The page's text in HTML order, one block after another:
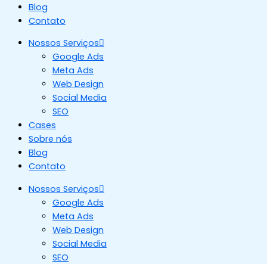
Blog
Contato
Nossos Serviços
Google Ads
Meta Ads
Web Design
Social Media
SEO
Cases
Sobre nós
Blog
Contato
Nossos Serviços
Google Ads
Meta Ads
Web Design
Social Media
SEO